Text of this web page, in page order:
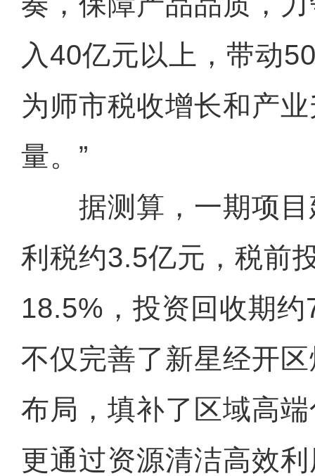
入40亿元以上，带动
为师市税收增长和产
量。”
据测算，一期项目
利税约3.5亿元，税前
18.5%，投资回收期
不仅完善了新星经开
布局，填补了区域高
更通过资源清洁高效